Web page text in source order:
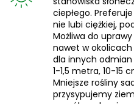
ciepłego.
nie lubi ciężkiej,
Możliwa do
nawet w
dla innych odmian
1-1,5 metra, 10-15
Mniejsze rośliny
przysypujemy